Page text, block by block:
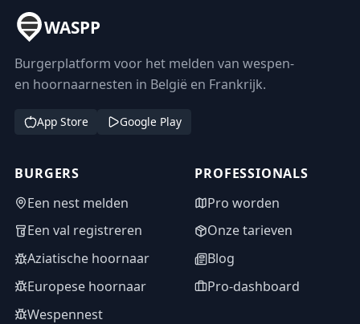
WASPP
Burgerplatform voor het melden van wespen-
en hoornaarnesten in België en Frankrijk.
App Store Google Play
BURGERS
Een nest melden
Een val registreren
Aziatische hoornaar
Europese hoornaar
Wespennest
PROFESSIONALS
Pro worden
Onze tarieven
Blog
Pro-dashboard